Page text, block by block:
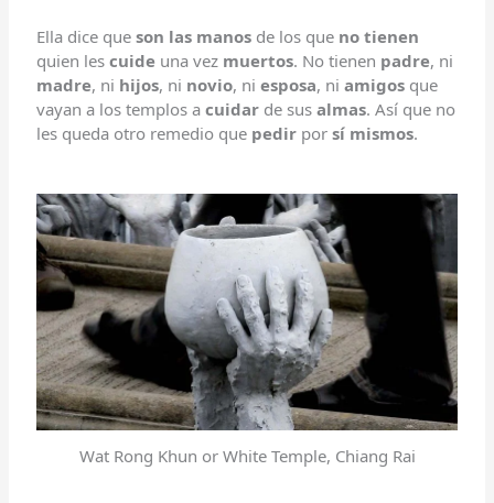
Ella dice queson las manos de los que no tienen
quien lescuide una vez muertos. No tienen padre, ni
madre, ni hijos, ni novio, niesposa, niamigos que
vayan a los templos acuidar de susalmas. Así que no
les queda otro remedio que pedir porsí mismos.
Wat Rong Khun or White Temple, Chiang Rai